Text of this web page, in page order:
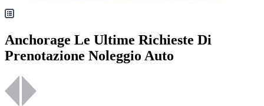
Anchorage Le Ultime Richieste Di
Prenotazione Noleggio Auto